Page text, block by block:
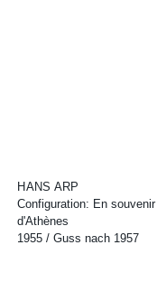
HANS ARP
Configuration: En souvenir
d'Athènes
1955 / Guss nach 1957